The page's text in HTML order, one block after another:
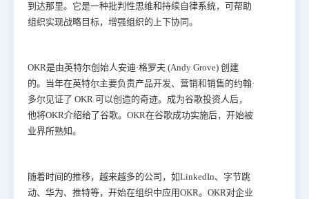
到达那里。它是一种批判性思维和持续自律系统，可帮助
组织实现战略目标，增强组织的上下协同。
OKR是由英特尔创始人安迪·格罗夫 (Andy Grove) 创建
的。当年在英特尔主要负责产品开发、营销和销售的约翰·
多尔见证了 OKR 可以创造的奇迹。成为谷歌投资人后，
他将OKR介绍给了谷歌。OKR在谷歌成功实施后，开始被
业界所熟知。
随着时间的推移，越来越多的公司，如LinkedIn、字节跳
动、华为、推特等，开始在组织中应用OKR。OKR对企业